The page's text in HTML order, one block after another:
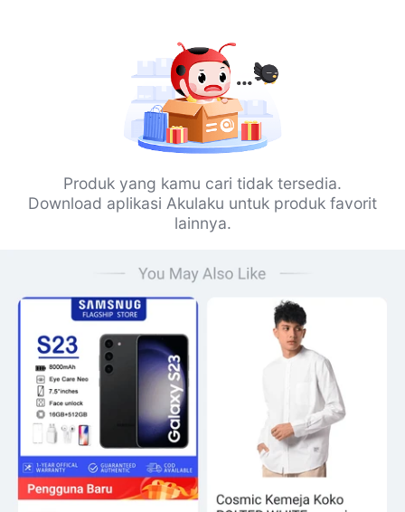
Produk yang kamu cari tidak tersedia.
Download aplikasi Akulaku untuk produk favorit
lainnya.